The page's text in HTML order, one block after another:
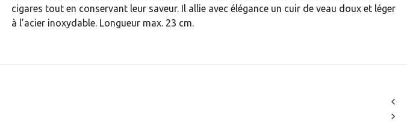
cigares tout en conservant leur saveur. Il allie avec élégance un cuir de veau doux et léger
à l’acier inoxydable. Longueur max. 23 cm.